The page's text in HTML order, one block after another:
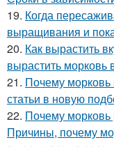
19. Когда
выращивания и
20. Как вырастить
вырастить морковь
21. Почему морковь
статьи в новую
22. Почему морковь
Причины, почему